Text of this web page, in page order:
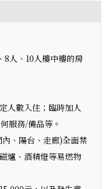
人、10人樓中樓的房
人數入住；臨時加人
服務/備品等。
、陽台、走廊)全面禁
爐、酒精燈等易燃物